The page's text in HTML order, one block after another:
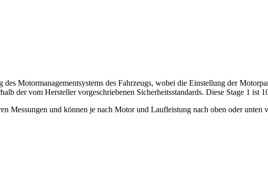
Motormanagementsystems des Fahrzeugs, wobei die Einstellung der
der vom Hersteller vorgeschriebenen Sicherheitsstandards. Diese Stage 1 ist
Messungen und können je nach Motor und Laufleistung nach oben oder unten